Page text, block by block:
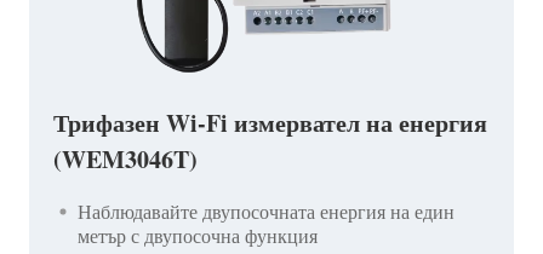
Трифазен Wi-Fi измервател на енергия
(WEM3046T)
Наблюдавайте двупосочната енергия на един
метър с двупосочна функция